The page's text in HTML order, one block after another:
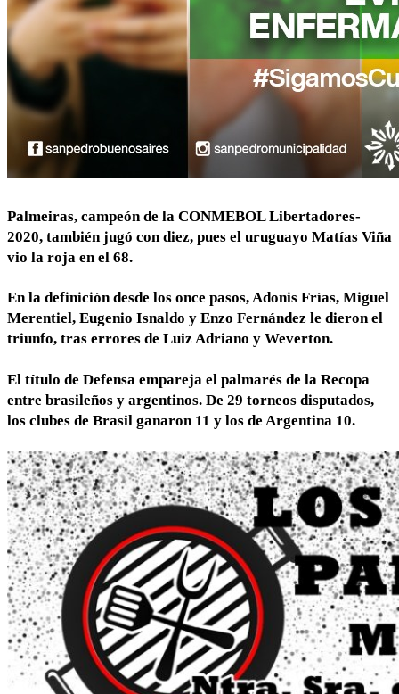
Palmeiras, campeón de la CONMEBOL Libertadores-
2020, también jugó con diez, pues el uruguayo Matías Viña
vio la roja en el 68.
En la definición desde los once pasos, Adonis Frías, Miguel
Merentiel, Eugenio Isnaldo y Enzo Fernández le dieron el
triunfo, tras errores de Luiz Adriano y Weverton.
El título de Defensa empareja el palmarés de la Recopa
entre brasileños y argentinos. De 29 torneos disputados,
los clubes de Brasil ganaron 11 y los de Argentina 10.